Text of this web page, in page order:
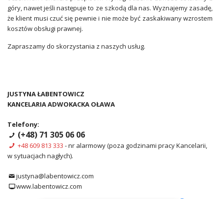
góry, nawet jeśli następuje to ze szkodą dla nas. Wyznajemy zasadę,
że klient musi czuć się pewnie i nie może być zaskakiwany wzrostem
kosztów obsługi prawnej.
Zapraszamy do skorzystania z naszych usług.
JUSTYNA ŁABENTOWICZ
KANCELARIA ADWOKACKA OŁAWA
Telefony:
(+48) 71 305 06 06
+48 609 813 333 - nr alarmowy (poza godzinami pracy Kancelarii,
w sytuacjach nagłych).
justyna@labentowicz.com
www.labentowicz.com